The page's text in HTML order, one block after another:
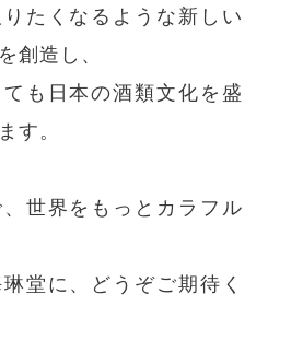
たくなるような新しい
創造し、
も日本の酒類文化を盛
す。
世界をもっとカラフル
堂に、どうぞご期待く